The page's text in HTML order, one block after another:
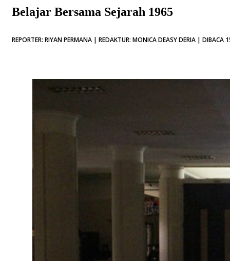
Belajar Bersama Sejarah 1965
REPORTER: RIYAN PERMANA | REDAKTUR: MONICA DEASY DERIA | DIBACA